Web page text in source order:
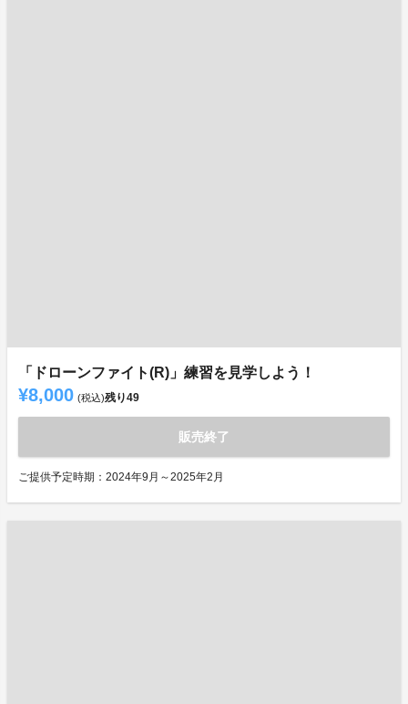
「ドローンファイト(R)」練習を見学しよう！
¥8,000 (税込)残り49
販売終了
ご提供予定時期：2024年9月～2025年2月